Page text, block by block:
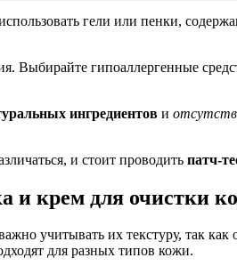
гели или пенки,
Выбирайте гипоаллергенные
ингредиентов и
и стоит проводить патч-
и крем для очистки
учитывать их текстуру, так
для разных типов кожи.